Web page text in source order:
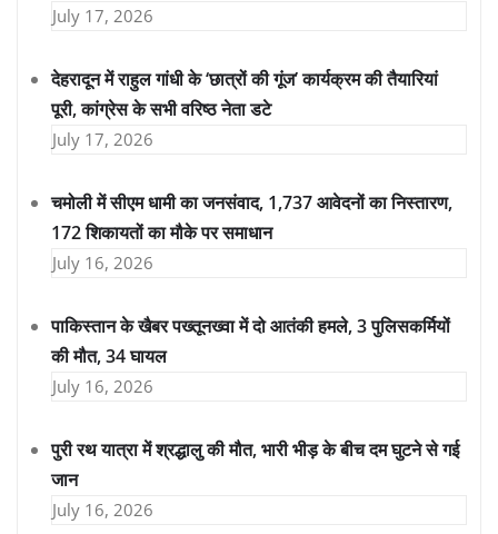
July 17, 2026
देहरादून में राहुल गांधी के ‘छात्रों की गूंज’ कार्यक्रम की तैयारियां
पूरी, कांग्रेस के सभी वरिष्ठ नेता डटे
July 17, 2026
चमोली में सीएम धामी का जनसंवाद, 1,737 आवेदनों का निस्तारण,
172 शिकायतों का मौके पर समाधान
July 16, 2026
पाकिस्तान के खैबर पख्तूनख्वा में दो आतंकी हमले, 3 पुलिसकर्मियों
की मौत, 34 घायल
July 16, 2026
पुरी रथ यात्रा में श्रद्धालु की मौत, भारी भीड़ के बीच दम घुटने से गई
जान
July 16, 2026